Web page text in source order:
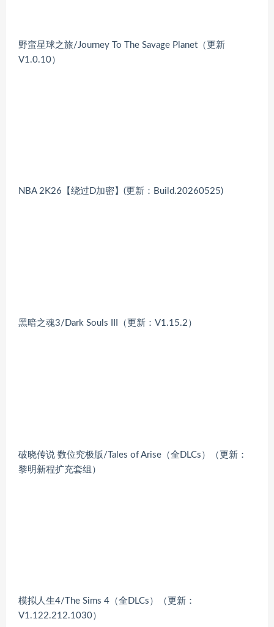
野蛮星球之旅/Journey To The Savage Planet（更新
V1.0.10）
NBA 2K26【绕过D加密】(更新：Build.20260525)
黑暗之魂3/Dark Souls III（更新：V1.15.2）
破晓传说 数位究极版/Tales of Arise（全DLCs）（更新：
黎明新程扩充套组）
模拟人生4/The Sims 4（全DLCs）（更新：
V1.122.212.1030）